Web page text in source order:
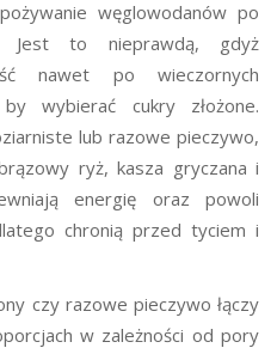
węglowodanów po
Jest to nieprawdą, gdyż
nawet po wieczornych
wybierać cukry złożone.
lub razowe pieczywo,
ryż, kasza gryczana i
energię oraz powoli
chronią przed tyciem i
czy razowe pieczywo łączy
w zależności od pory